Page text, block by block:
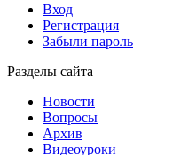
Вход
Регистрация
Забыли пароль
Разделы сайта
Новости
Вопросы
Архив
Видеоуроки